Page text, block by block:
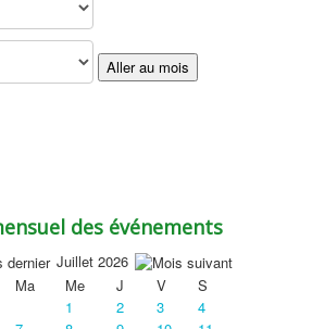
Aller au mois
des événements
Juillet 2026
Ma Me J V
S
1
2 3
4